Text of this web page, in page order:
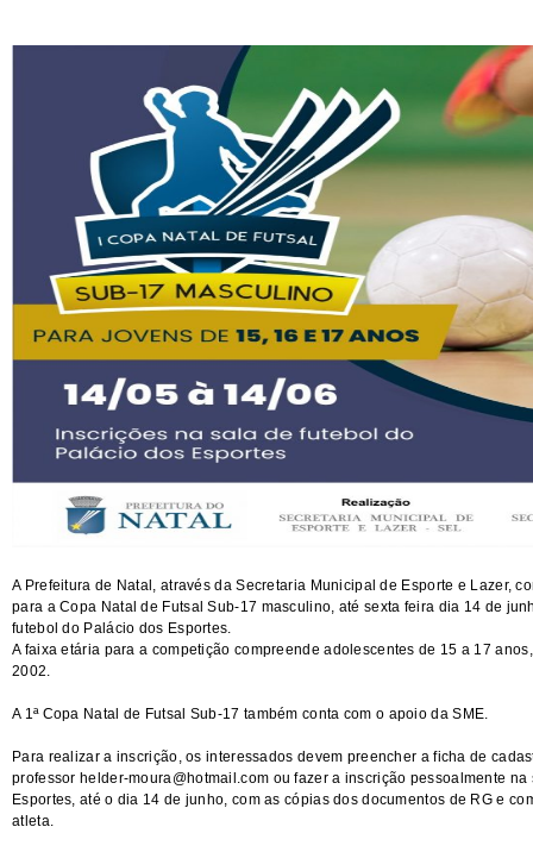
A Prefeitura de Natal, através da Secretaria Municipal de Esporte e Lazer,
para a Copa Natal de Futsal Sub-17 masculino, até sexta feira dia 14 de
futebol do Palácio dos Esportes.
A faixa etária para a competição compreende adolescentes de 15 a 17
2002.
A 1ª Copa Natal de Futsal Sub-17 também conta com o apoio da SME.
Para realizar a inscrição, os interessados devem preencher a ficha de
professor helder-moura@hotmail.com ou fazer a inscrição pessoalmente
Esportes, até o dia 14 de junho, com as cópias dos documentos de RG e
atleta.